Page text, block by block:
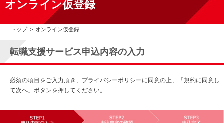
オンライン仮登録
トップ > オンライン仮登録
転職支援サービス申込内容の入力
必須の項目をご入力頂き、プライバシーポリシーに同意の上、「規約に同意し
て次へ」ボタンを押してください。